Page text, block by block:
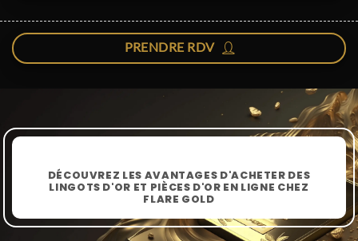
PRENDRE RDV
DÉCOUVREZ LES AVANTAGES D'ACHETER DES
LINGOTS D'OR ET PIÈCES D'OR EN LIGNE CHEZ
FLARE GOLD